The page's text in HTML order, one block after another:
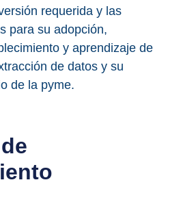
requerida y las
para su adopción,
y aprendizaje de
de datos y su
de la pyme.